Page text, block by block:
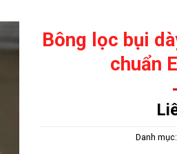
Bông lọc bụi
chuẩn
Danh mục: